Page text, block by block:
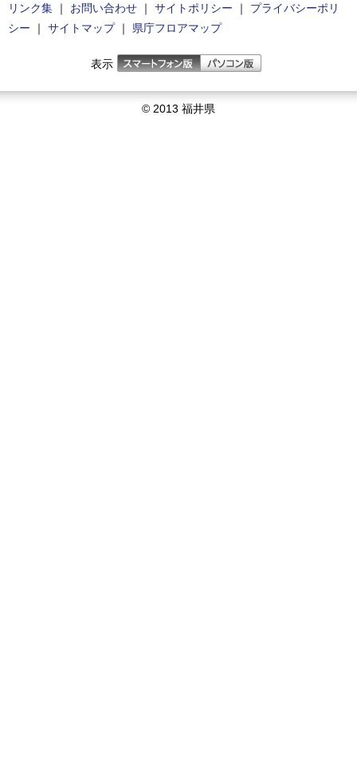
リンク集 ｜ お問い合わせ ｜ サイトポリシー ｜
プライバシーポリ
シー ｜ サイトマップ｜ 県庁フロアマップ
表示
© 2013 福井県